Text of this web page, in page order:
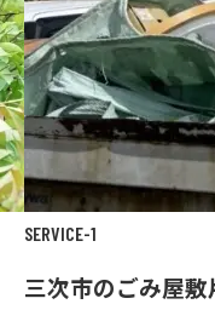
SERVICE-1
三次市のごみ屋